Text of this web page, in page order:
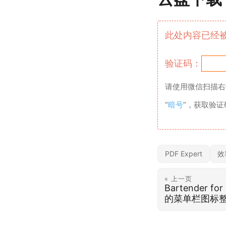
此处内容已经
验证码：
请使用微信扫描
“暗号”，获取验
PDF Expert 效
« 上一页
Bartender for
的菜单栏图标